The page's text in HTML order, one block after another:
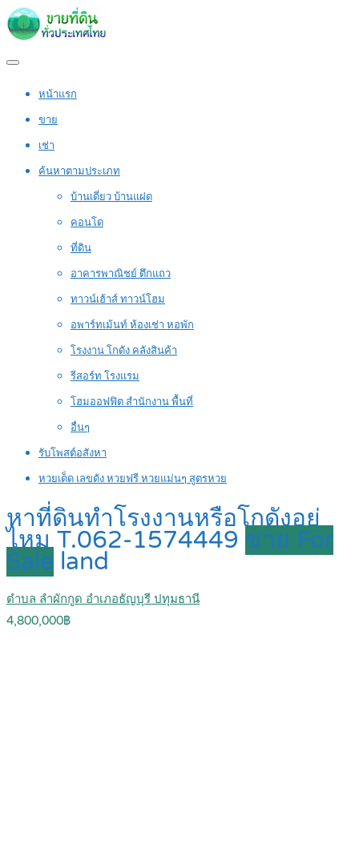
หน้าแรก
ขาย
เช่า
ค้นหาตามประเภท
บ้านเดี่ยว บ้านแฝด
คอนโด
ที่ดิน
อาคารพาณิชย์ ตึกแถว
ทาวน์เฮ้าส์ ทาวน์โฮม
อพาร์ทเม้นท์ ห้องเช่า หอพัก
โรงงาน โกดัง คลังสินค้า
รีสอร์ท โรงแรม
โฮมออฟฟิต สำนักงาน พื้นที่
อื่นๆ
รับโพสต์อสังหา
หวยเด็ด เลขดัง หวยฟรี หวยแม่นๆ สูตรหวย
หาที่ดินทำโรงงานหรือโกดังอยู่
ไหม T.062-1574449 ขาย For
Sale land
ตำบล ลำผักกูด อำเภอธัญบุรี ปทุมธานี
4,800,000฿